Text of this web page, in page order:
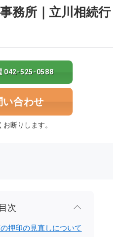
務所｜立川相続行
042-525-0588
い合わせ
断りします。
次
押印の見直しについて